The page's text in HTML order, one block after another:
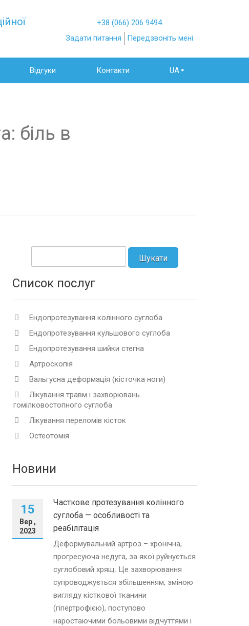
+38 (066) 206 9494
Задати питання
Передзвоніть мені
Відгуки Контакти UA
біль в
Список послуг
Ендопротезування колінного суглоба
Ендопротезування кульшового суглоба
Ендопротезування шийки стегна
Артроскопія
Вальгусна деформація (кісточка ноги)
Лікування травм і захворювань
гомілковостопного суглоба
Лікування переломів кісток
Остеотомія
Новини
15
Вер ,
2023
Часткове протезування колінного
суглоба — особливості та
реабілітація
Деформувальний артроз – хронічна,
прогресуюча недуга, за якої руйнується
суглобовий хрящ. Це захворювання
супроводжується збільшенням, зміною
вигляду кісткової тканини
(гіпертрофією), поступово
наростаючими больовими відчуттями і